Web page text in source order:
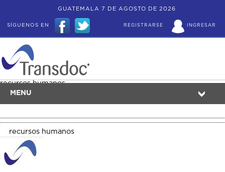
GUATEMALA 7 DE AGOSTO DE 2026
INGRESAR
REGISTRARSE
SÍGUENOS EN
MENU
recursos humanos
recursos humanos